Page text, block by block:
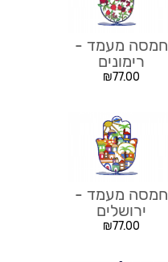
חמסה מעמד -
רימונים
₪77.00
חמסה מעמד -
ירושלים
₪77.00